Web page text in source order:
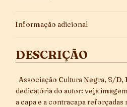
Informação adicional
DESCRIÇÃO
Associação Cultura Negra, S/D,
dedicatória do autor: veja
a capa e a contracapa